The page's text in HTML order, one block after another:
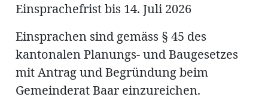
Einsprachefrist bis 14. Juli 2026
Einsprachen sind gemäss § 45 des
kantonalen Planungs- und Baugesetzes
mit Antrag und Begründung beim
Gemeinderat Baar einzureichen.